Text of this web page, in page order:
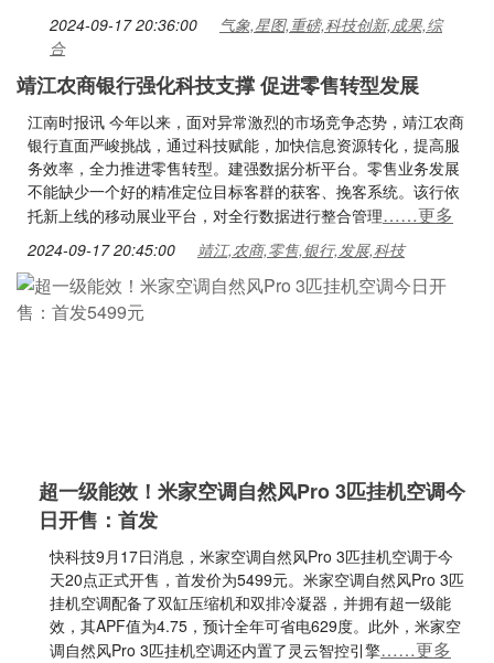
2024-09-17 20:36:00
气象,星图,重磅,科技创新,成果,综
合
靖江农商银行强化科技支撑 促进零售转型发展
江南时报讯 今年以来，面对异常激烈的市场竞争态势，靖江农商
银行直面严峻挑战，通过科技赋能，加快信息资源转化，提高服
务效率，全力推进零售转型。建强数据分析平台。零售业务发展
不能缺少一个好的精准定位目标客群的获客、挽客系统。该行依
托新上线的移动展业平台，对全行数据进行整合管理……更多
2024-09-17 20:45:00 靖江,农商,零售,银行,发展,科技
超一级能效！米家空调自然风Pro 3匹挂机空调今
日开售：首发
快科技9月17日消息，米家空调自然风Pro 3匹挂机空调于今
天20点正式开售，首发价为5499元。米家空调自然风Pro 3匹
挂机空调配备了双缸压缩机和双排冷凝器，并拥有超一级能
效，其APF值为4.75，预计全年可省电629度。此外，米家空
调自然风Pro 3匹挂机空调还内置了灵云智控引擎……更多